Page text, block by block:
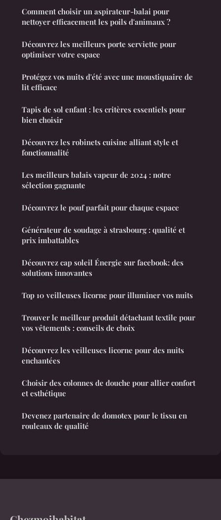
Comment choisir un aspirateur-balai pour
nettoyer efficacement les poils d'animaux ?
Découvrez les meilleurs porte serviette pour
optimiser votre espace
Protégez vos nuits d'été avec une moustiquaire de
lit efficace
Tapis de sol enfant : les critères essentiels pour
bien choisir
Découvrez les robinets cuisine alliant style et
fonctionnalité
Les meilleurs balais vapeur de 2024 : notre
sélection gagnante
Découvrez le pouf parfait pour chaque espace
Générateur de soudage à strasbourg : qualité et
prix imbattables
Découvrez cap soleil Énergie sur facebook: des
solutions innovantes
Top 10 veilleuses licorne pour illuminer vos nuits
Trouver le meilleur produit détachant textile pour
vos vêtements : conseils de choix
Découvrez les veilleuses licorne pour des nuits
enchantées
Choisir des colonnes de douche pour allier confort
et esthétique
Devenez partenaire de domotex pour le tissu en
rouleaux de qualité